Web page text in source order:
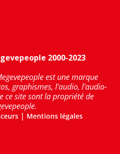
2000-2023
est une marque
graphismes, l'audio, l'audio-
ce site sont la propriété de
| Mentions légales